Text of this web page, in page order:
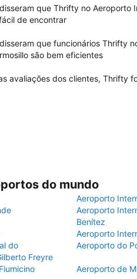
que Thrifty no Aeroporto
de encontrar
que funcionários Thrifty
são bem eficientes
avaliações dos clientes, Thrifty
do mundo
Aeroporto
Aeroporto
Benítez
Aeroporto
do
Freyre
Aeroporto do
Aeroporto de